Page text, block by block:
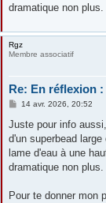
dramatique non plus.
Rgz
Membre associatif
Re: En réflexion
M
s
a
g
14 avr. 2026, 20:52
Juste pour info
d'un superbead
lame d'eau à une
dramatique non plus.
Pour te donner mon